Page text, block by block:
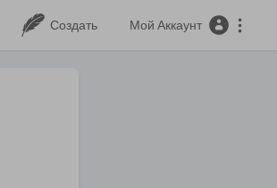
Создать Мой Аккаунт